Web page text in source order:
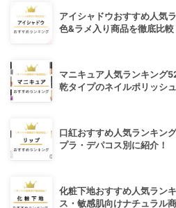
アイシャドウおすすめ人気
色&ラメ入り商品を徹底比較
マニキュア人気ランキング
乾タイプのネイルポリッシ
口紅おすすめ人気ランキン
プラ・デパコス別に紹介！
化粧下地おすすめ人気ラン
ス・敏感肌向けナチュラル